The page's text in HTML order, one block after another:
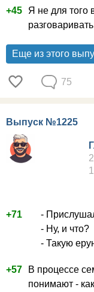
+45
Я не для того
Еще из этого
75
Выпуск №1225
+71
-
- Ну, и что?
- Такую
+57
В процессе
понимают -